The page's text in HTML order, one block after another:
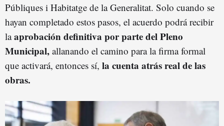
Públiques i Habitatge de la Generalitat. Solo cuando se
hayan completado estos pasos, el acuerdo podrá recibir
laaprobación definitiva por parte del Pleno
Municipal, allanando el camino para la firma formal
que activará, entonces sí, la cuenta atrás real de las
obras.